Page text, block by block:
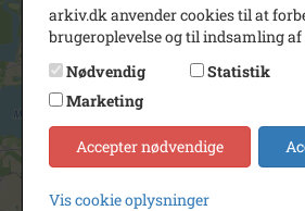
arkiv.dk anvender cookies til at
brugeroplevelse og til indsamling
Nødvendig
Statistik
Marketing
Accepter nødvendige
Vis cookie oplysninger